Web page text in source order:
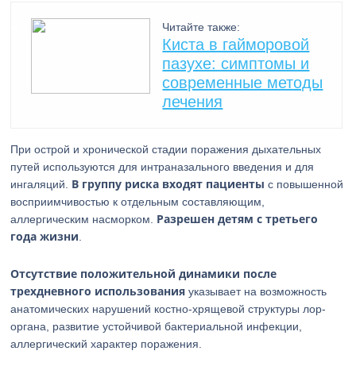
Читайте также:
Киста в гайморовой
пазухе: симптомы и
современные методы
лечения
При острой и хронической стадии поражения дыхательных
путей используются для интраназального введения и для
ингаляций. В группу риска входят пациенты с повышенной
восприимчивостью к отдельным составляющим,
аллергическим насморком. Разрешен детям с третьего
года жизни
Отсутствие положительной динамики после
трехдневного использования указывает на возможность
анатомических нарушений костно-хрящевой структуры лор-
органа, развитие устойчивой бактериальной инфекции,
аллергический характер поражения.